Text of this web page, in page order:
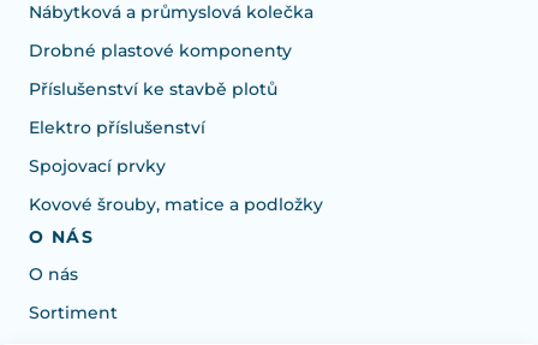
Nábytková a průmyslová kolečka
Drobné plastové komponenty
Příslušenství ke stavbě plotů
Elektro příslušenství
Spojovací prvky
Kovové šrouby, matice a podložky
O NÁS
O nás
Sortiment